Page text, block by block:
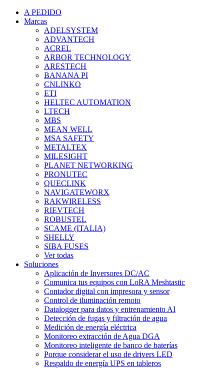
A PEDIDO
Marcas
ADELSYSTEM
ADVANTECH
ACREL
ARBOR TECHNOLOGY
ARESTECH
BANANA PI
CNLINKO
ETI
HELTEC AUTOMATION
LTECH
MBS
MEAN WELL
MSA SAFETY
METALTEX
MILESIGHT
PLANET NETWORKING
PRONUTEC
QUECLINK
NAVIGATEWORX
RAKWIRELESS
RIEVTECH
ROBUSTEL
SCAME (ITALIA)
SHELLY
SIBA FUSES
Ver todas
Soluciones
Aplicación de Inversores DC/AC
Comunica tus equipos con LoRA Meshtastic
Contador digital con impresora y sensor
Control de iluminación remoto
Datalogger para datos y entrenamiento AI
Detección de fugas y filtración de agua
Medición de energía eléctrica
Monitoreo extracción de Agua DGA
Monitoreo inteligente de banco de baterías
Porque considerar el uso de drivers LED
Respaldo de energía UPS en tableros